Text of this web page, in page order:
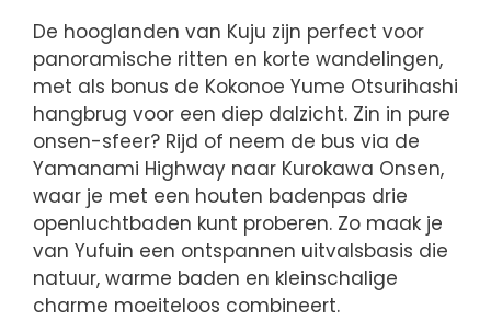
De hooglanden van Kuju zijn perfect voor
panoramische ritten en korte wandelingen,
met als bonus de Kokonoe Yume Otsurihashi
hangbrug voor een diep dalzicht. Zin in pure
onsen-sfeer? Rijd of neem de bus via de
Yamanami Highway naar Kurokawa Onsen,
waar je met een houten badenpas drie
openluchtbaden kunt proberen. Zo maak je
van Yufuin een ontspannen uitvalsbasis die
natuur, warme baden en kleinschalige
charme moeiteloos combineert.